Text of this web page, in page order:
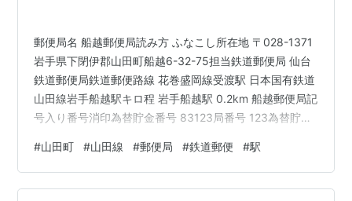
郵便局名 船越郵便局読み方 ふなこし所在地 〒028-1371
岩手県下閉伊郡山田町船越6-32-75担当鉄道郵便局 仙台
鉄道郵便局鉄道郵便路線 花巻盛岡線受渡駅 日本国有鉄道
山田線岩手船越駅キロ程 岩手船越駅 0.2km 船越郵便局記
号入り番号消印為替貯金番号 83123局番号 123為替貯金
和5)当時の集配区域 歴史1903年(明治36)12月10日 船越
郵便受取所として設置。1905年(明治38)4月1日 船越郵
便局(三等)となる。無集配局。 1937年(昭和12)12月16日
#山田町 #山田線 #郵便局 #鉄道郵便 #駅